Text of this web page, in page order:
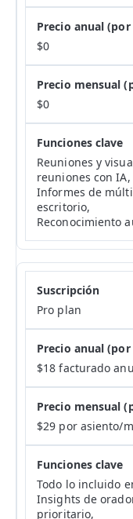
$0
$0
Reuniones y
reuniones con
Informes de
escritorio,
Reconocimiento
Pro plan
$18 facturado
$29 por asiento/
Todo lo incluido
Insights de
prioritario,